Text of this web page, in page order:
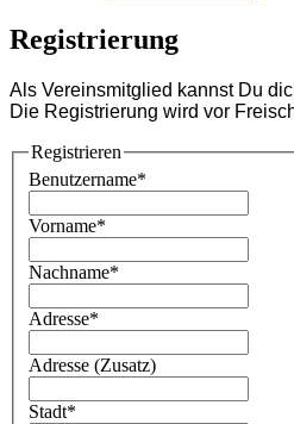
Registrierung
Als Vereinsmitglied kannst Du
Die Registrierung wird vor
Registrieren
Benutzername*
Vorname*
Nachname*
Adresse*
Adresse (Zusatz)
Stadt*